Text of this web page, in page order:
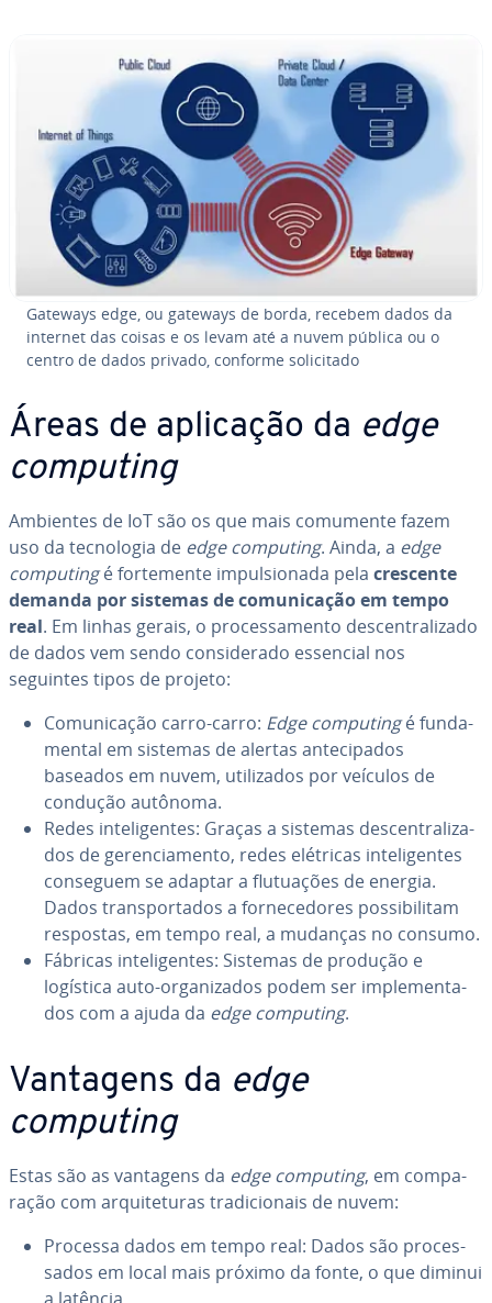
Gateways edge, ou gateways de borda, recebem dados da
internet das coisas e os levam até a nuvem pública ou o
centro de dados privado, conforme so­li­ci­tado
Áreas de aplicação da edge
computing
Ambientes de IoT são os que mais comumente fazem
uso da tec­no­lo­gia de edge computing. Ainda, a edge
computingé for­te­mente im­pul­si­o­nada pela crescente
demanda por sistemas de co­mu­ni­ca­ção em tempo
real. Em linhas gerais, o pro­ces­sa­mento des­cen­tra­li­zado
de dados vem sendo con­si­de­rado essencial nos
seguintes tipos de projeto:
Co­mu­ni­ca­ção carro-carro: Edge computingé fun­da­
men­tal em sistemas de alertas an­te­ci­pa­dos
baseados em nuvem, uti­li­za­dos por veículos de
condução autônoma.
Redes in­te­li­gen­tes: Graças a sistemas des­cen­tra­li­za­
dos de ge­ren­ci­a­mento, redes elétricas in­te­li­gen­tes
conseguem se adaptar a flu­tu­a­ções de energia.
Dados trans­por­ta­dos a for­ne­ce­do­res pos­si­bi­li­tam
respostas, em tempo real, a mudanças no consumo.
Fábricas in­te­li­gen­tes: Sistemas de produção e
logística auto-or­ga­ni­za­dos podem ser im­ple­men­ta­
dos com a ajuda da edge computing.
Vantagens da edge
computing
Estas são as vantagens da edge computing, em com­pa­
ra­ção com ar­qui­te­tu­ras tra­di­ci­o­nais de nuvem:
Processa dados em tempo real: Dados são pro­ces­
sa­dos em local mais próximo da fonte, o que diminui